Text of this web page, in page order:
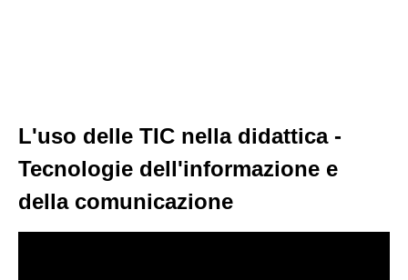
L'uso delle TIC nella didattica -
Tecnologie dell'informazione e
della comunicazione